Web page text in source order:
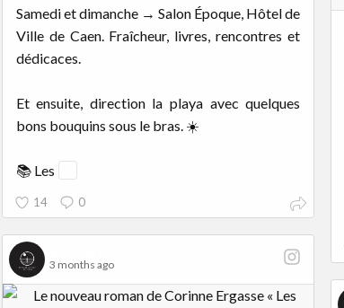
Samedi et dimanche → Salon Époque, Hôtel de
Ville de Caen. Fraîcheur, livres, rencontres et
dédicaces.
Et ensuite, direction la playa avec quelques
bons bouquins sous le bras. ☀️
📚 Les
14 0
3 months ago